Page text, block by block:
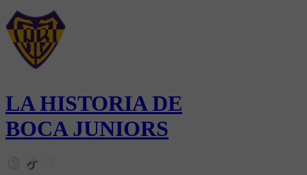
LA HISTORIA DE
BOCA JUNIORS